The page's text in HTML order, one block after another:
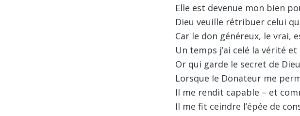
Elle est devenue mon bien
Dieu veuille rétribuer celui
Car le don généreux, le vrai,
Un temps j’ai celé la vérité
Or qui garde le secret de
Lorsque le Donateur me
Il me rendit capable – et
Il me fit ceindre l’épée de